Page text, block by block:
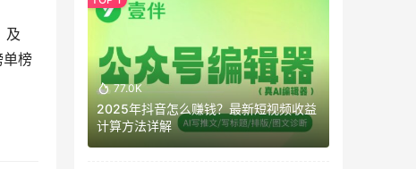
及
单榜
77.0K
2025年抖音怎么赚钱？最新短视频收益
计算方法详解